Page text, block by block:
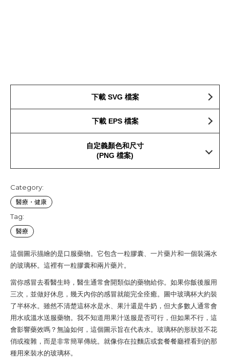
下載 SVG 檔案
下載 EPS 檔案
自定義顏色和尺寸
(PNG 檔案)
Category:
醫療・健康
Tag:
醫療
這個圖示描繪的是口服藥物。它包含一粒膠囊、一片藥片和一個裝滿水
的玻璃杯。這裡有一粒膠囊和兩片藥片。
當你感冒去看醫生時，醫生通常會開類似的藥物給你。如果你飯後服用
三次，並做好休息，幾天內你的感冒就能完全痊癒。圖中玻璃杯大約裝
了半杯水。雖然不清楚這杯水是水、果汁還是牛奶，但大多數人通常會
用水或溫水送服藥物。我不知道用果汁送服是否可行，但如果不行，這
會影響藥效嗎？無論如何，這個圖示旨在代表水。玻璃杯的形狀並不花
俏或複雜，而是非常簡單傳統。就像你在拉麵店或套餐餐廳裡看到的那
種用來裝水的玻璃杯。